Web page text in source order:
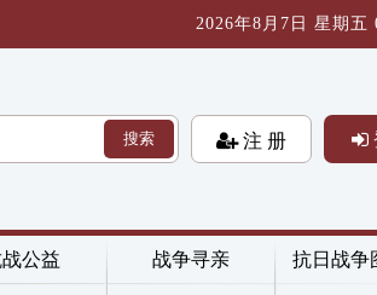
2026年8月7日 星期五
搜索 注 册
公益 战争寻亲 抗日战争